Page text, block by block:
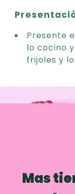
Presente
lo cocino
frijoles y
Mas